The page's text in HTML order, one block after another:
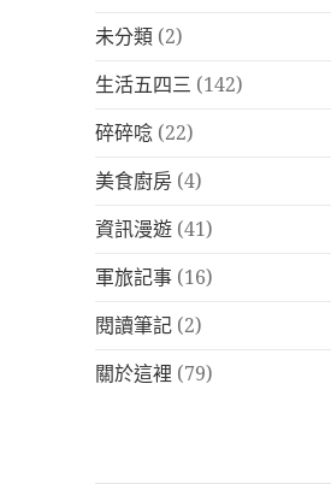
未分類 (2)
生活五四三 (142)
碎碎唸 (22)
美食廚房 (4)
資訊漫遊 (41)
軍旅記事 (16)
閱讀筆記 (2)
關於這裡 (79)